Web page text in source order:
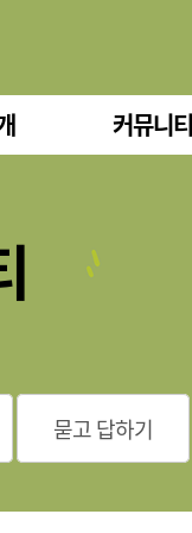
커뮤니티
묻고 답하기